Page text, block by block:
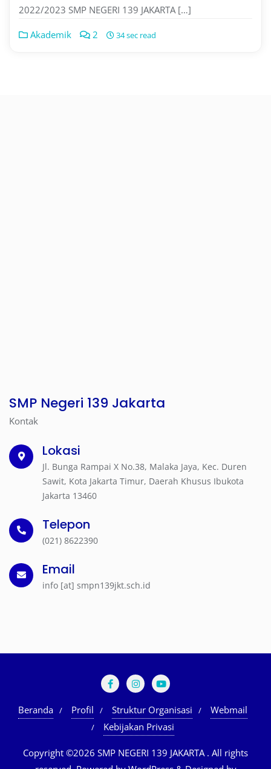
2022/2023 SMP NEGERI 139 JAKARTA […]
Akademik 2 34 sec read
SMP Negeri 139 Jakarta
Kontak
Lokasi
Jl. Bunga Rampai X No.38, Malaka Jaya, Kec. Duren
Sawit, Kota Jakarta Timur, Daerah Khusus Ibukota
Jakarta 13460
Telepon
(021) 8622390
Email
info [at] smpn139jkt.sch.id
Beranda Profil Struktur Organisasi
Webmail
Kebijakan Privasi
Copyright ©2026 SMP NEGERI 139 JAKARTA . All rights